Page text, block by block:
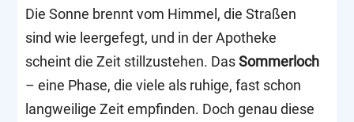
Die Sonne brennt vom Himmel, die Straßen
sind wie leergefegt, und in der Apotheke
scheint die Zeit stillzustehen. DasSommerloch
– eine Phase, die viele als ruhige, fast schon
langweilige Zeit empfinden. Doch genau diese